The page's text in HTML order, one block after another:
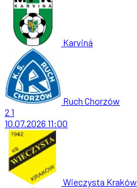
Karviná
Ruch Chorzów
2 1
10.07.2026 11:00
Wieczysta Kraków